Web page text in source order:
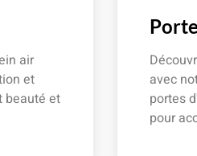
air
et
beauté et
avec
portes
pour